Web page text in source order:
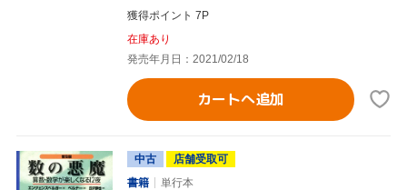
獲得ポイント 7P
在庫あり
発売年月日：2021/02/18
カートへ追加
中古
店舗受取可
書籍
単行本